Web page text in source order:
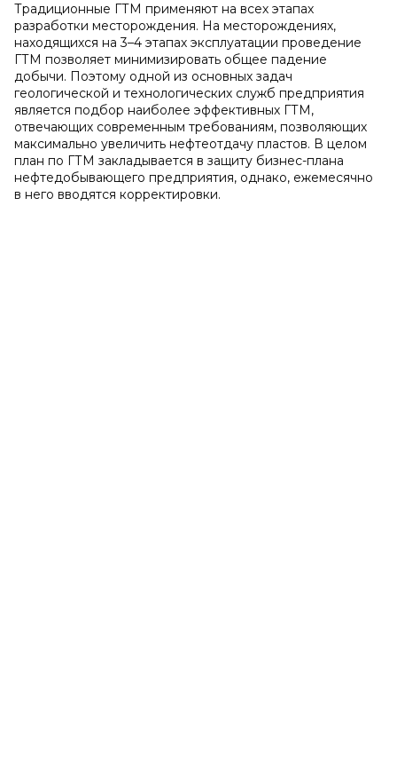
Традиционные ГТМ применяют на всех этапах
разработки месторождения. На месторождениях,
находящихся на 3–4 этапах эксплуатации проведение
ГТМ позволяет минимизировать общее падение
добычи. Поэтому одной из основных задач
геологической и технологических служб предприятия
является подбор наиболее эффективных ГТМ,
отвечающих современным требованиям, позволяющих
максимально увеличить нефтеотдачу пластов. В целом
план по ГТМ закладывается в защиту бизнес-плана
нефтедобывающего предприятия, однако, ежемесячно
в него вводятся корректировки.